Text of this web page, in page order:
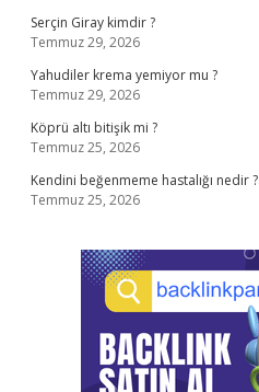
Serçin Giray kimdir ?
Temmuz 29, 2026
Yahudiler krema yemiyor mu ?
Temmuz 29, 2026
Köprü altı bitişik mi ?
Temmuz 25, 2026
Kendini beğenmeme hastalığı nedir ?
Temmuz 25, 2026